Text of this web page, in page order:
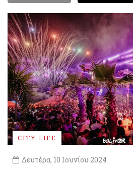
CITY LIFE
Δευτέρα, 10 Ιουνίου 2024